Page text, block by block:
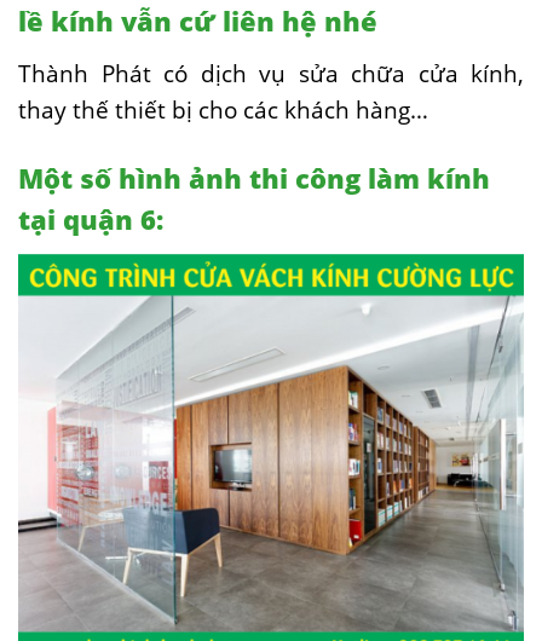
lề kính vẫn cứ liên hệ nhé
Thành Phát có dịch vụ sửa chữa cửa kính,
thay thế thiết bị cho các khách hàng…
Một số hình ảnh thi công làm kính
tại quận 6: